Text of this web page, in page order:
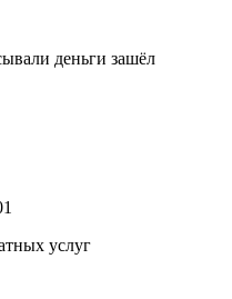
деньги зашёл
услуг